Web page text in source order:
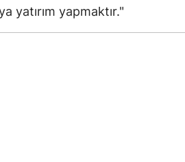
yatırım yapmaktır."